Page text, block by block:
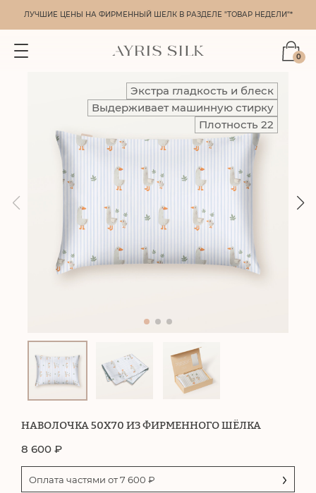
ЛУЧШИЕ ЦЕНЫ НА ФИРМЕННЫЙ ШЕЛК В РАЗДЕЛЕ "ТОВАР НЕДЕЛИ"*
0
Экстра гладкость и блеск
Выдерживает машинную стирку
Плотность 22
НАВОЛОЧКА 50Х70 ИЗ ФИРМЕННОГО ШЁЛКА
8 600 ₽
Оплата частями от7 600 ₽